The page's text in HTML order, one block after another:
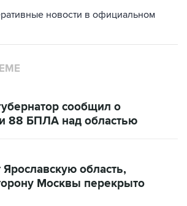
новости в официальном
сообщил о
88 БПЛА над областью
область,
Москвы перекрыто